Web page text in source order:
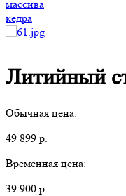
Литийный
Обычная цена:
49 899 р.
Временная цена:
39 900 р.